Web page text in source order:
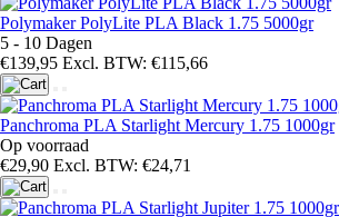
Polymaker PolyLite PLA Black 1.75 5000gr
5 - 10 Dagen
€139,95 Excl. BTW: €115,66
Panchroma PLA Starlight Mercury 1.75 1000gr
Op voorraad
€29,90 Excl. BTW: €24,71